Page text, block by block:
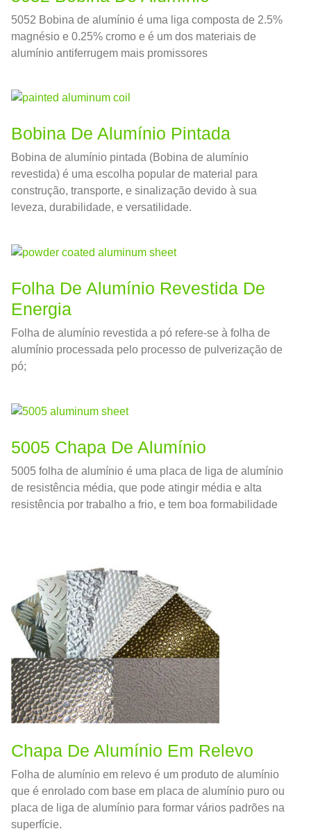
5052 Bobina de alumínio é uma liga composta de 2.5%
magnésio e 0.25% cromo e é um dos materiais de
alumínio antiferrugem mais promissores
Bobina De Alumínio Pintada
Bobina de alumínio pintada (Bobina de alumínio
revestida) é uma escolha popular de material para
construção, transporte, e sinalização devido à sua
leveza, durabilidade, e versatilidade.
Folha De Alumínio Revestida De
Energia
Folha de alumínio revestida a pó refere-se à folha de
alumínio processada pelo processo de pulverização de
pó;
5005 Chapa De Alumínio
5005 folha de alumínio é uma placa de liga de alumínio
de resistência média, que pode atingir média e alta
resistência por trabalho a frio, e tem boa formabilidade
Chapa De Alumínio Em Relevo
Folha de alumínio em relevo é um produto de alumínio
que é enrolado com base em placa de alumínio puro ou
placa de liga de alumínio para formar vários padrões na
superfície.